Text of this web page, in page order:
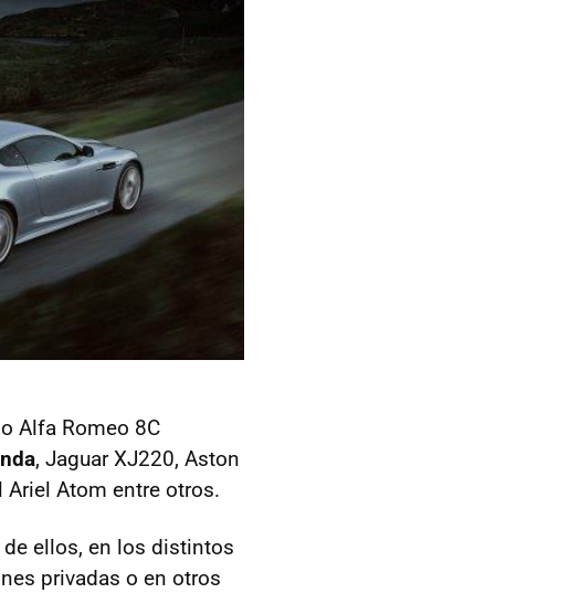
Alfa Romeo 8C
, Jaguar XJ220, Aston
Ariel Atom entre otros.
ellos, en los distintos
privadas o en otros